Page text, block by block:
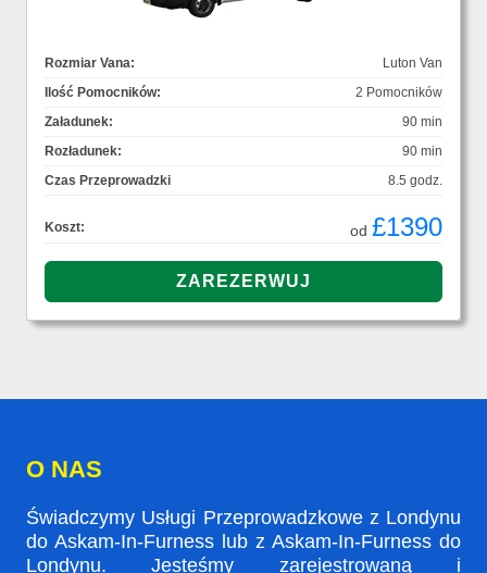
Rozmiar Vana:
Luton Van
Ilość Pomocników:
2 Pomocników
Załadunek:
90 min
Rozładunek:
90 min
Czas Przeprowadzki
8.5 godz.
Koszt: od £1390
O NAS
Świadczymy Usługi Przeprowadzkowe z Londynu
do Askam-In-Furness lub z Askam-In-Furness do
Londynu. Jesteśmy zarejestrowaną i